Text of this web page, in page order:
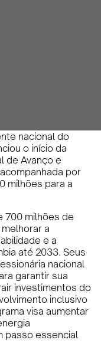
nacional do
o início da
de Avanço e
por
milhões para a
700 milhões de
a
e a
até 2033. Seus
nacional
garantir sua
investimentos do
inclusivo
visa aumentar
passo essencial